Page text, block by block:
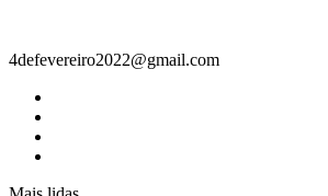
4defevereiro2022@gmail.com